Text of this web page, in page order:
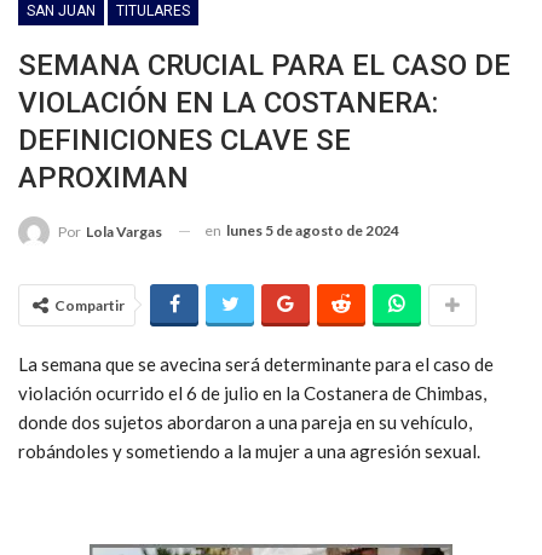
SAN JUAN TITULARES
SEMANA CRUCIAL PARA EL CASO DE
VIOLACIÓN EN LA COSTANERA:
DEFINICIONES CLAVE SE
APROXIMAN
Por Lola Vargas en lunes 5 de agosto de 2024
Compartir
La semana que se avecina será determinante para el caso de
violación ocurrido el 6 de julio en la Costanera de Chimbas,
donde dos sujetos abordaron a una pareja en su vehículo,
robándoles y sometiendo a la mujer a una agresión sexual.